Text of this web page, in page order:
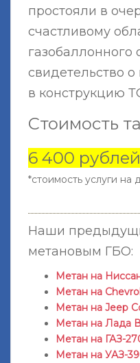
простояли в
счастливому
газобаллонного
свидетельство
в конструкцию
Стоимость
6 400 рублей
*стоимость услуги на
Наши
метановым ГБО:
Метан на
Метан на
Метан на Jeep
Метан на Лада
Метан на ГАЗ-
Метан на УАЗ-